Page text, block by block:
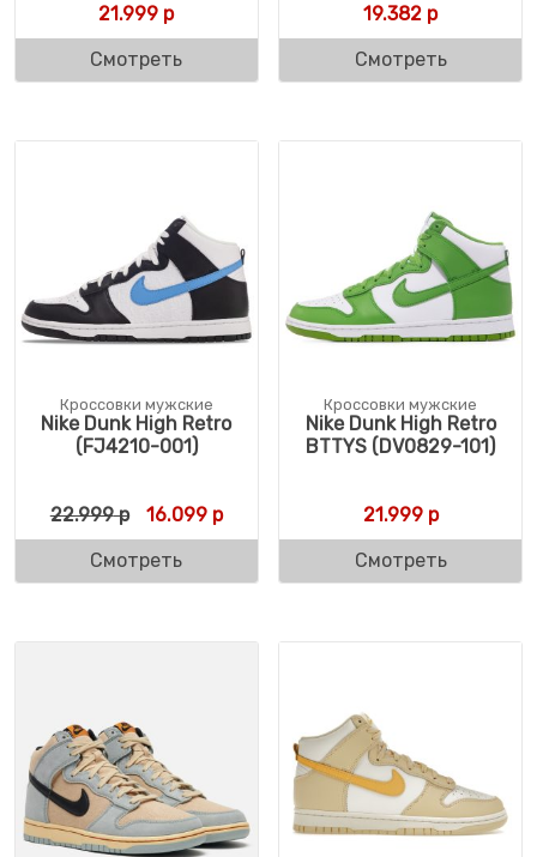
21.999 р
Смотреть
19.382 р
Смотреть
Кроссовки мужские
Nike Dunk High Retro
(FJ4210-001)
22.999р Первоначальная цена составляла 22.999
16.099рТекущая цена: 16.099 р.
Смотреть
Кроссовки мужские
Nike Dunk High Retro
BTTYS (DV0829-101)
21.999р
Смотреть